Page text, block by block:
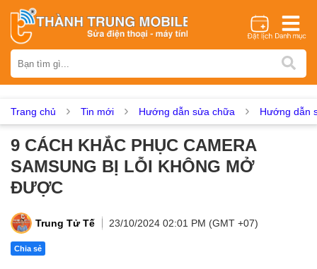
iPhone Samsung Oppo Xiaomi Realme Vivo
Nokia
Asus Sony Vertu LG Tecno
Dịch vụ sửa chữa
Thay màn hình
Thay mic Thay rung Thay main Unlock - Mở Khoá
Trang chủ Tin mới Hướng dẫn sửa chữa Hướng dẫn
9 CÁCH KHẮC PHỤC CAMERA
SAMSUNG BỊ LỖI KHÔNG MỞ
ĐƯỢC
Trung Tử Tế 23/10/2024 02:01 PM (GMT +07)
Chia sẻ